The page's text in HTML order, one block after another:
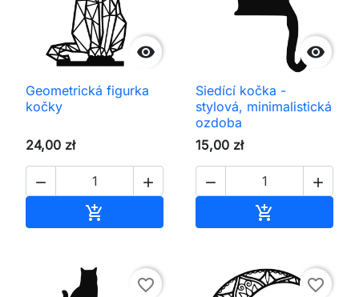

Geometrická figurka
kočky
24,00 zł
 


Siedící kočka -
stylová, minimalistická
ozdoba
15,00 zł
 

favorite_border favorite_border